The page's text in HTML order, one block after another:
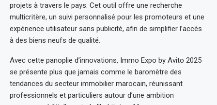
projets à travers le pays. Cet outil offre une recherche
multicritère, un suivi personnalisé pour les promoteurs et une
expérience utilisateur sans publicité, afin de simplifier l’accès
à des biens neufs de qualité.
Avec cette panoplie d’innovations, Immo Expo by Avito 2025
se présente plus que jamais comme le baromètre des
tendances du secteur immobilier marocain, réunissant
professionnels et particuliers autour d’une ambition